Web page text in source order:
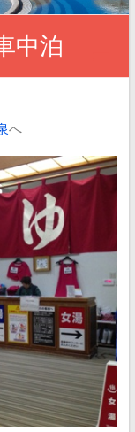
中泊
へ